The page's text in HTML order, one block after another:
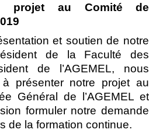
projet au Comité de
et soutien de notre
de la Faculté des
de l’AGEMEL, nous
présenter notre projet au
Général de l’AGEMEL et
formuler notre demande
de la formation continue.